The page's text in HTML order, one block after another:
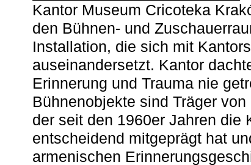
Kantor Museum Cricoteka
den Bühnen- und
Installation, die sich mit
auseinandersetzt. Kantor
Erinnerung und Trauma nie
Bühnenobjekte sind Träger
der seit den 1960er Jahren die
entscheidend mitgeprägt hat
armenischen